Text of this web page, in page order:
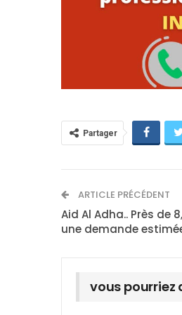
Partager
ARTICLE PRÉCÉDENT
Aid Al Adha.. Près de
une demande
vous pourriez